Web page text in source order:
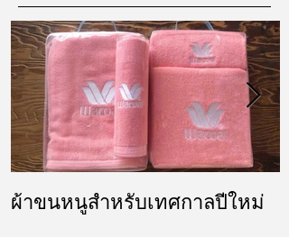
ผ้าขนหนูสำหรับเทศกาลปีใหม่